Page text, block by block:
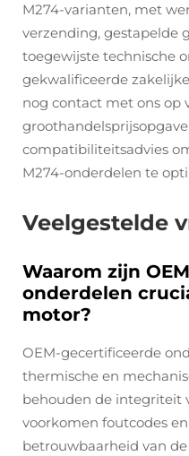
M274-varianten, met
verzending, gestapelde
toegewijste technische
gekwalificeerde
nog contact met ons op
compatibiliteitsadvies
M274-onderdelen te
Veelgestelde
Waarom zijn
onderdelen
motor?
OEM-gecertificeerde
thermische en
behouden de integriteit
voorkomen foutcodes
betrouwbaarheid van